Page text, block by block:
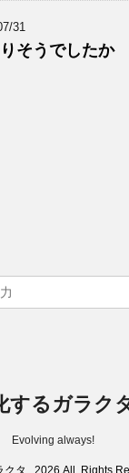
31
そうでしたか
するガラク
Evolving always!